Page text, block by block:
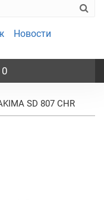
Новости
0
SD 807 CHR